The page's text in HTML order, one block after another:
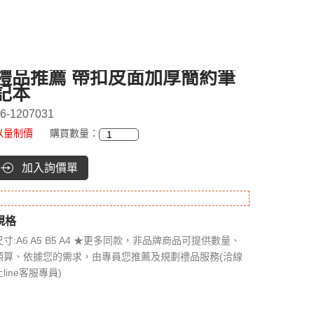
品推薦 帶扣皮面加厚簡約筆
本
1207031
量制價 購買數量：
加入詢價單
格
寸:A6 A5 B5 A4 ★更多同款，非品牌商品可提供數量、
算、依據您的需求，由專員您推薦及規劃禮品服務(洽線
line客服專員)